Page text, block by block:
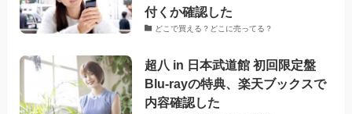
付くか確認した
どこで買える？どこに売ってる？
超八 in 日本武道館 初回限定盤
Blu-rayの特典、楽天ブックスで
内容確認した